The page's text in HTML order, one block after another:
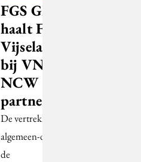
FGS Global
haalt Focco
Vijselaar weg
bij VNO-
NCW als
partner
De vertrekkend
algemeen-directeur van
de